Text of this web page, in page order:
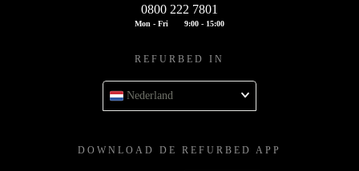
0800 222 7801
Mon - Fri 9:00 - 15:00
REFURBED IN
Nederland
DOWNLOAD DE REFURBED APP